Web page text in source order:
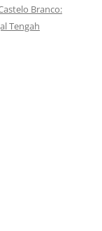
Branco:
Tengah